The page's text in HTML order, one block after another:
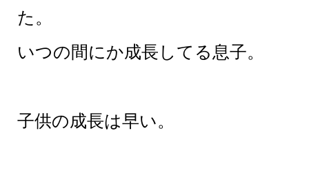
た。
いつの間にか成長してる息子。
子供の成長は早い。